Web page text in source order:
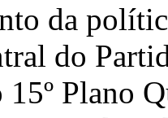
da
do
Plano